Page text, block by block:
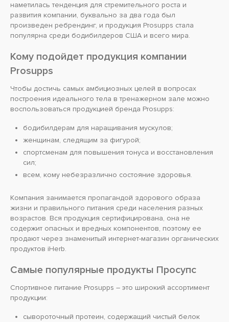
наметилась тенденция для стремительного роста и
развития компании, буквально за два года был
произведен ребрендинг, и продукция Prosupps стала
популярна среди бодибилдеров США и всего мира.
Кому подойдет продукция компании
Prosupps
Чтобы достичь самых амбициозных целей в вопросах
построения идеального тела в тренажерном зале можно
воспользоваться продукцией бренда Prosupps:
бодибилдерам для наращивания мускулов;
женщинам, следящим за фигурой;
спортсменам для повышения тонуса и восстановления
сил;
всем, кому небезразлично состояние здоровья.
Компания занимается пропагандой здорового образа
жизни и правильного питания среди населения разных
возрастов. Вся продукция сертифицирована, она не
содержит опасных и вредных компонентов, поэтому ее
продают через знаменитый интернет-магазин органических
продуктов iHerb.
Самые популярные продукты Просупс
Спортивное питание Prosupps – это широкий ассортимент
продукции:
сывороточный протеин, содержащий чистый белок